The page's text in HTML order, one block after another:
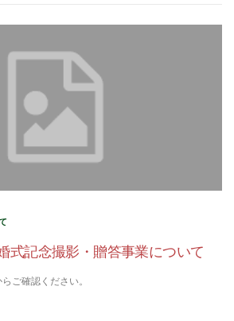
式記念撮影・贈答事業について
ご確認ください。